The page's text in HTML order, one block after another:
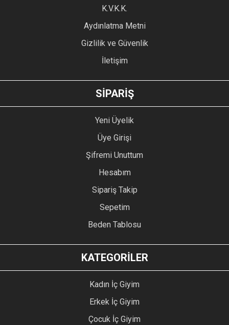
K.V.K.K.
Aydınlatma Metni
Gizlilik ve Güvenlik
İletişim
SİPARİŞ
Yeni Üyelik
Üye Girişi
Şifremi Unuttum
Hesabım
Sipariş Takip
Sepetim
Beden Tablosu
KATEGORİLER
Kadın İç Giyim
Erkek İç Giyim
Çocuk İç Giyim